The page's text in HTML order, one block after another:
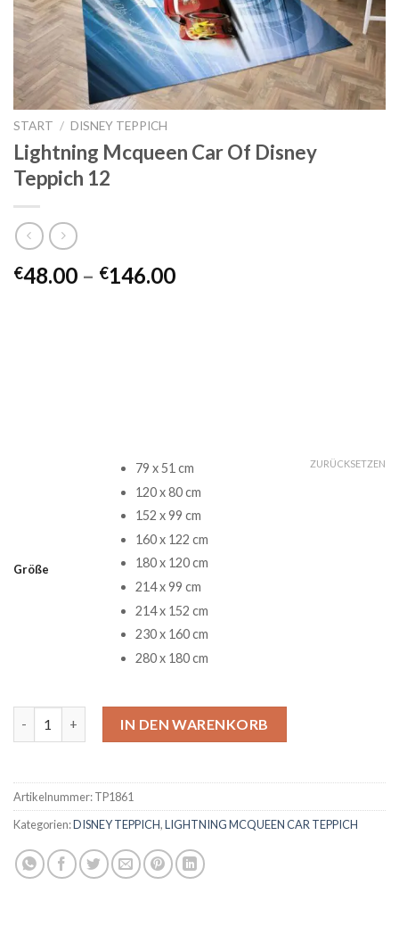
START / DISNEY TEPPICH
Lightning Mcqueen Car Of Disney
Teppich 12
€48.00 – €146.00Preisspanne:
Größe
79 x 51 cm
120 x 80 cm
152 x 99 cm
160 x 122 cm
180 x 120 cm
214 x 99 cm
214 x 152 cm
230 x 160 cm
280 x 180 cm
ZURÜCKSETZEN
IN DEN WARENKORB
Artikelnummer:TP1861
Kategorien:DISNEY TEPPICH,LIGHTNING MCQUEEN CAR TEPPICH